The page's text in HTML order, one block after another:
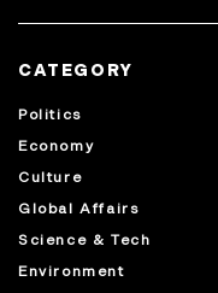
CATEGORY
Politics
Economy
Culture
Global Affairs
Science & Tech
Environment